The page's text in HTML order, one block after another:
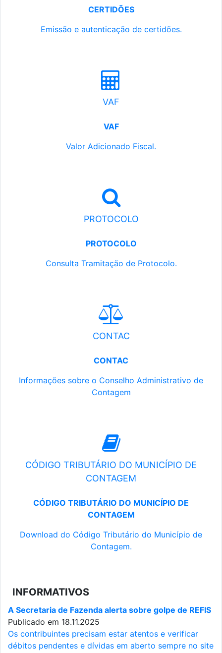
CERTIDÕES
Emissão e autenticação de certidões.
VAF
VAF
Valor Adicionado Fiscal.
PROTOCOLO
PROTOCOLO
Consulta Tramitação de Protocolo.
CONTAC
CONTAC
Informações sobre o Conselho Administrativo de
Contagem
CÓDIGO TRIBUTÁRIO DO MUNICÍPIO DE
CONTAGEM
CÓDIGO TRIBUTÁRIO DO MUNICÍPIO DE
CONTAGEM
Download do Código Tributário do Município de
Contagem.
INFORMATIVOS
A Secretaria de Fazenda alerta sobre golpe de REFIS
Publicado em 18.11.2025
Os contribuintes precisam estar atentos e verificar
débitos pendentes e dívidas em aberto sempre no site